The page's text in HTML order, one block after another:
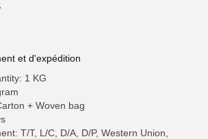
et d'expédition
1 KG
+ Woven bag
T/T, L/C, D/A, D/P, Western Union,